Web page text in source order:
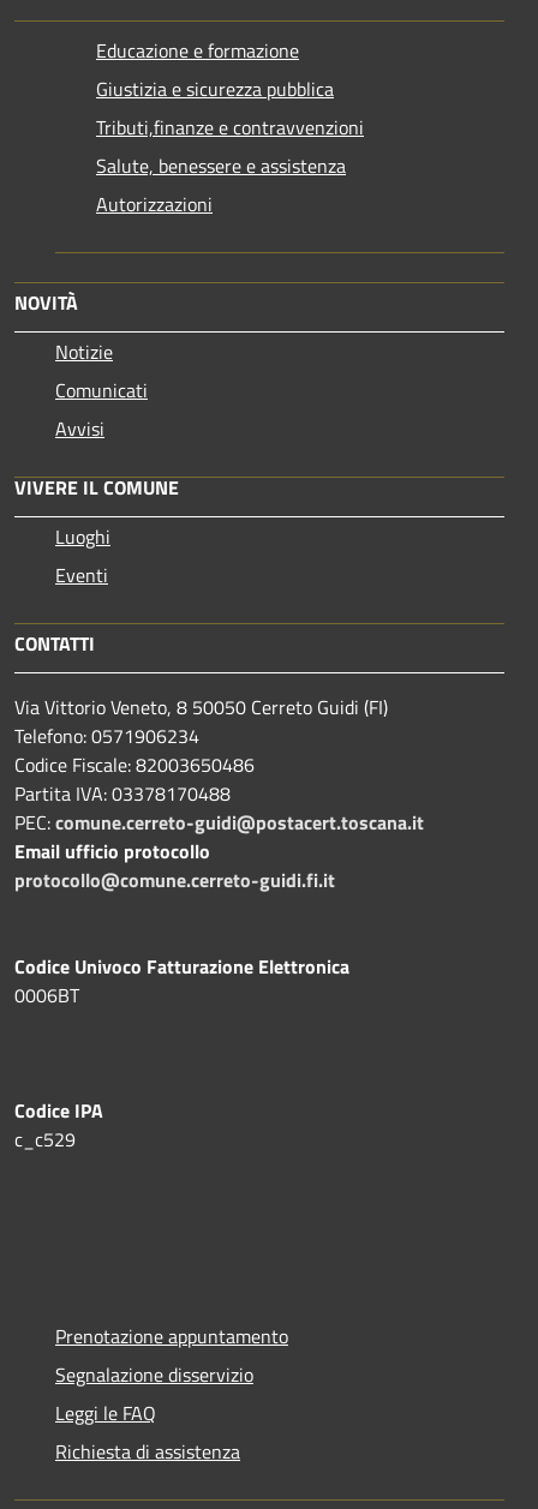
Educazione e formazione
Giustizia e sicurezza pubblica
Tributi,finanze e contravvenzioni
Salute, benessere e assistenza
Autorizzazioni
NOVITÀ
Notizie
Comunicati
Avvisi
VIVERE IL COMUNE
Luoghi
Eventi
CONTATTI
Via Vittorio Veneto, 8 50050 Cerreto Guidi (FI)
Telefono: 0571906234
Codice Fiscale: 82003650486
Partita IVA: 03378170488
PEC:comune.cerreto-guidi@postacert.toscana.it
Email ufficio protocollo
protocollo@comune.cerreto-guidi.fi.it
Codice Univoco Fatturazione Elettronica
0006BT
Codice IPA
c_c529
Prenotazione appuntamento
Segnalazione disservizio
Leggi le FAQ
Richiesta di assistenza